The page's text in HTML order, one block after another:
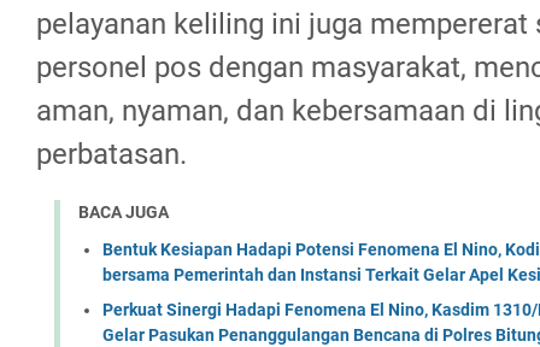
pelayanan keliling ini juga
personel pos dengan masyarakat,
aman, nyaman, dan kebersamaan di
perbatasan.
BACA JUGA
Bentuk Kesiapan Hadapi Potensi Fenomena El Nino,
bersama Pemerintah dan Instansi Terkait Gelar Apel
Perkuat Sinergi Hadapi Fenomena El Nino, Kasdim
Gelar Pasukan Penanggulangan Bencana di Polres